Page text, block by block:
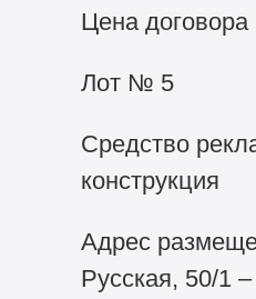
Цена договора
Лот № 5
Средство
конструкция
Адрес
Русская, 50/1